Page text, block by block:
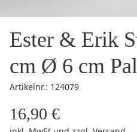
Ester & Erik
cm Ø 6 cm
Artikelnr.: 124079
16,90 €